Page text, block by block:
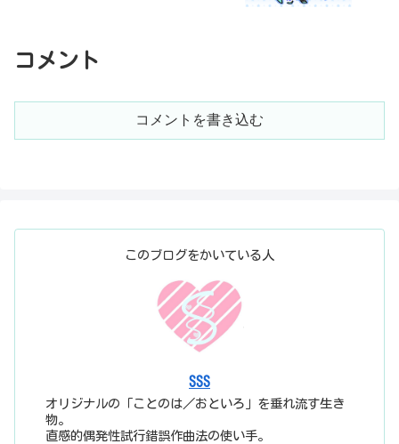
コメント
コメントを書き込む
このブログをかいている人
SSS
オリジナルの「ことのは／おといろ」を垂れ流す生き
物。
直感的偶発性試行錯誤作曲法の使い手。